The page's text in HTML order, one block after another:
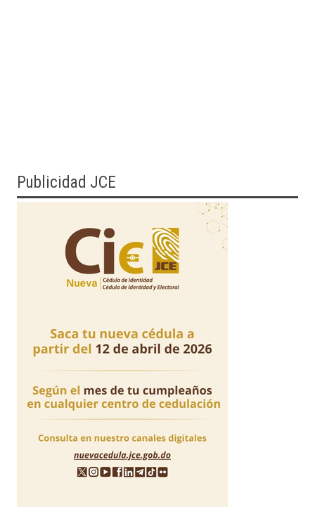
Publicidad JCE